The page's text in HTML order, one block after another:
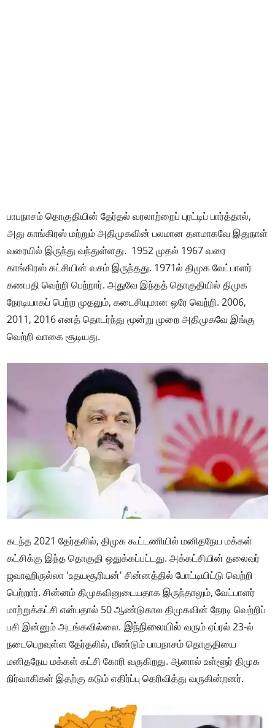
பாபநாசம் தொகுதியின் தேர்தல் வரலாற்றைப் புரட்டிப் பார்த்தால்,
அது காங்கிரஸ் மற்றும் அதிமுகவின் பலமான தளமாகவே இதுநாள்
வரையில் இருந்து வந்துள்ளது. 1952 முதல் 1967 வரை
காங்கிரஸ் கட்சியின் வசம் இருந்தது. 1971ல் திமுக வேட்பாளர்
கணபதி வெற்றி பெற்றார். அதுவே இந்தத் தொகுதியில் திமுக
நேரடியாகப் பெற்ற முதலும், கடைசியுமான ஒரே வெற்றி. 2006,
2011, 2016 எனத் தொடர்ந்து மூன்று முறை அதிமுகவே இங்கு
வெற்றி வாகை சூடியது.
கடந்த 2021 தேர்தலில், திமுக கூட்டணியில் மனிதநேய மக்கள்
கட்சிக்கு இந்த தொகுதி ஒதுக்கப்பட்டது. அக்கட்சியின் தலைவர்
ஜவாஹிருல்லா 'உதயசூரியன்' சின்னத்தில் போட்டியிட்டு வெற்றி
பெற்றார். சின்னம் திமுகவினுடையதாக இருந்தாலும், வேட்பாளர்
மாற்றுக்கட்சி என்பதால் 50 ஆண்டுகால திமுகவின் நேரடி வெற்றிப்
பசி இன்னும் அடங்கவில்லை. இந்நிலையில்வரும் ஏப்ரல் 23-ல்
நடைபெறவுள்ள தேர்தலில், மீண்டும் பாபநாசம் தொகுதியை
மனிதநேய மக்கள் கட்சி கோரி வருகிறது. ஆனால் உள்ளூர் திமுக
நிர்வாகிகள் இதற்கு கடும் எதிர்ப்பு தெரிவித்து வருகின்றனர்.